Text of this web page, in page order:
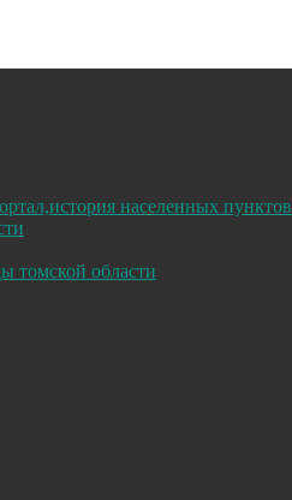
населенных пунктов
томской области